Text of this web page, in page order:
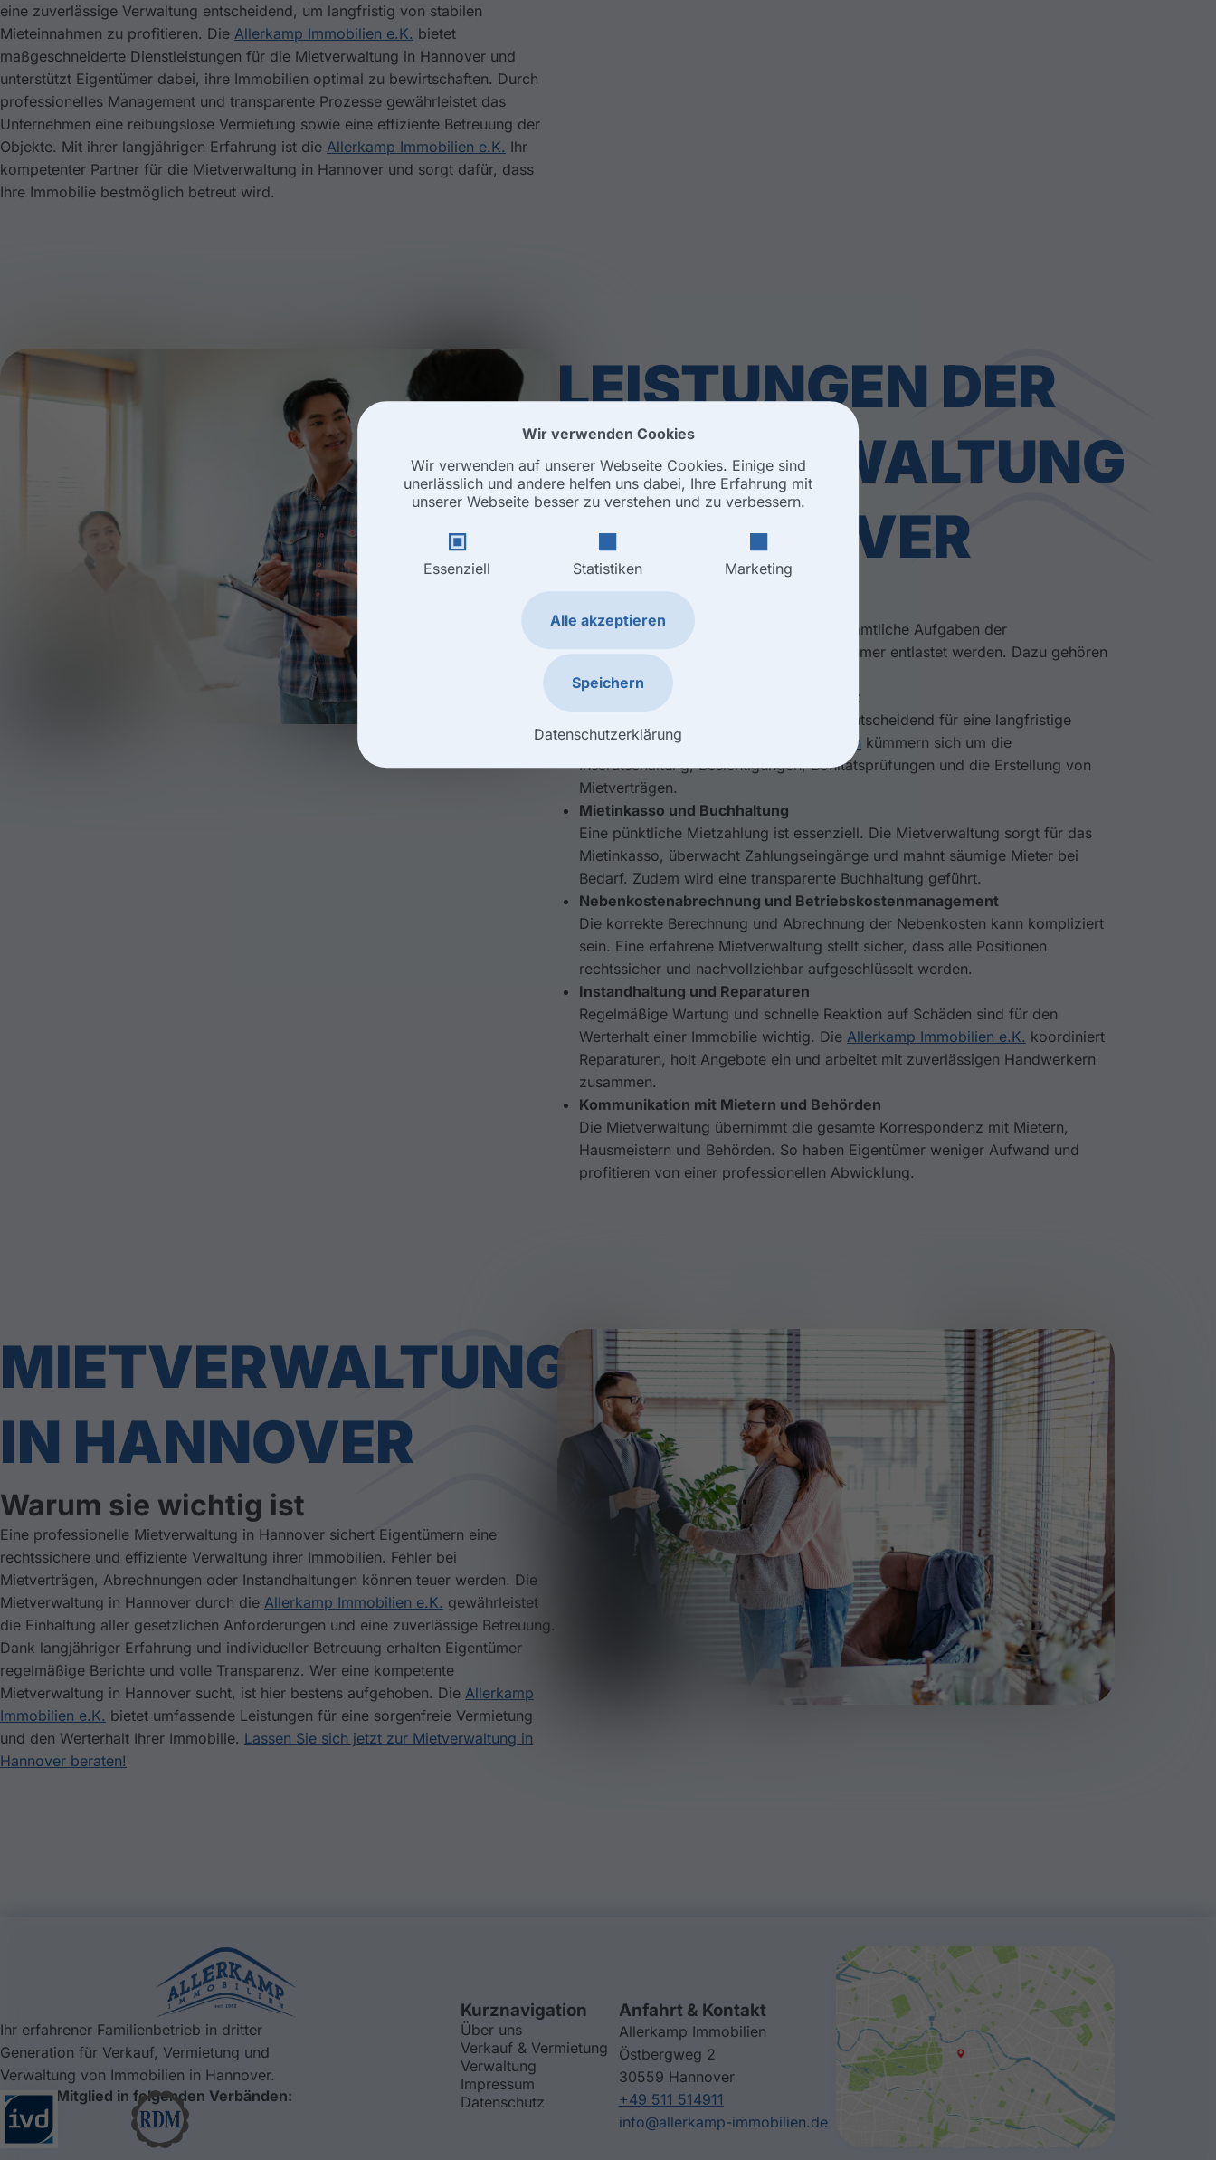
eine zuverlässige Verwaltung entscheidend, um langfristig von stabilen
Mieteinnahmen zu profitieren. Die Allerkamp Immobilien e.K. bietet
maßgeschneiderte Dienstleistungen für die Mietverwaltung in Hannover und
unterstützt Eigentümer dabei, ihre Immobilien optimal zu bewirtschaften. Durch
professionelles Management und transparente Prozesse gewährleistet das
Unternehmen eine reibungslose Vermietung sowie eine effiziente Betreuung der
Objekte. Mit ihrer langjährigen Erfahrung ist die Allerkamp Immobilien e.K. Ihr
kompetenter Partner für die Mietverwaltung in Hannover und sorgt dafür, dass
Ihre Immobilie bestmöglich betreut wird.
LEISTUNGEN DER
MIETVERWALTUNG
IN HANNOVER
So helfen wir weiter
DieAllerkamp Immobilien e.K.
übernimmt sämtliche Aufgaben der
Mietverwaltung in Hannover, sodass Eigentümer entlastet werden. Dazu gehören
unter anderem:
Mietersuche und Vertragsmanagement
Die Suche nach geeigneten Mietern ist entscheidend für eine langfristige
Vermietung. Unsere
Vermietungsexperten kümmern sich um die
Inseratschaltung, Besichtigungen, Bonitätsprüfungen und die Erstellung von
Mietverträgen.
Mietinkasso und Buchhaltung
Eine pünktliche Mietzahlung ist essenziell. Die Mietverwaltung sorgt für das
Mietinkasso, überwacht Zahlungseingänge und mahnt säumige Mieter bei
Bedarf. Zudem wird eine transparente Buchhaltung geführt.
Nebenkostenabrechnung und Betriebskostenmanagement
Die korrekte Berechnung und Abrechnung der Nebenkosten kann kompliziert
sein. Eine erfahrene Mietverwaltung stellt sicher, dass alle Positionen
rechtssicher und nachvollziehbar aufgeschlüsselt werden.
Instandhaltung und Reparaturen
Regelmäßige Wartung und schnelle Reaktion auf Schäden sind für den
Werterhalt einer Immobilie wichtig. Die Allerkamp Immobilien e.K. koordiniert
Reparaturen, holt Angebote ein und arbeitet mit zuverlässigen Handwerkern
zusammen.
Kommunikation mit Mietern und Behörden
Die Mietverwaltung übernimmt die gesamte Korrespondenz mit Mietern,
Hausmeistern und Behörden. So haben Eigentümer weniger Aufwand und
profitieren von einer professionellen Abwicklung.
MIETVERWALTUNG
IN HANNOVER
Warum sie wichtig ist
Eine professionelle Mietverwaltung in Hannover sichert Eigentümern eine
rechtssichere und effiziente Verwaltung ihrer Immobilien. Fehler bei
Mietverträgen, Abrechnungen oder Instandhaltungen können teuer werden. Die
Mietverwaltung in Hannover durch die Allerkamp Immobilien e.K. gewährleistet
die Einhaltung aller gesetzlichen Anforderungen und eine zuverlässige Betreuung.
Dank langjähriger Erfahrung und individueller Betreuung erhalten Eigentümer
regelmäßige Berichte und volle Transparenz. Wer eine kompetente
Mietverwaltung in Hannover sucht, ist hier bestens aufgehoben. Die Allerkamp
Immobilien e.K. bietet umfassende Leistungen für eine sorgenfreie Vermietung
und den Werterhalt Ihrer Immobilie. Lassen Sie sich jetzt zur Mietverwaltung in
Hannover beraten!
Wir verwenden Cookies
Wir verwenden auf unserer Webseite Cookies. Einige sind
unerlässlich und andere helfen uns dabei, Ihre Erfahrung mit
unserer Webseite besser zu verstehen und zu verbessern.
Essenziell Statistiken Marketing
Alle akzeptieren
Speichern
Datenschutzerklärung
Ihr erfahrener Familienbetrieb in dritter
Generation für Verkauf, Vermietung und
Verwaltung von Immobilien in Hannover.
Stolzes Mitglied in folgenden Verbänden:
Kurznavigation
Über uns
Verkauf & Vermietung
Verwaltung
Impressum
Datenschutz
Anfahrt & Kontakt
Allerkamp Immobilien
Östbergweg 2
30559 Hannover
+49 511 514911
info@allerkamp-immobilien.de
Hinweis zur
Datennutzung
Datenschutzerklärung